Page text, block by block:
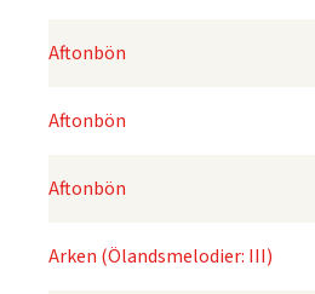
Aftonbön
Aftonbön
Aftonbön
Arken (Ölandsmelodier: III)